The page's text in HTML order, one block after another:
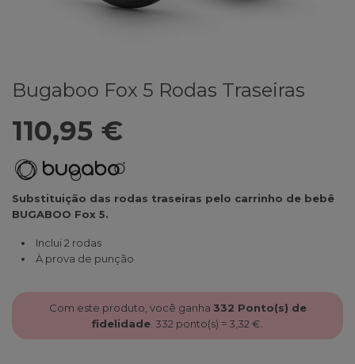
Bugaboo Fox 5 Rodas Traseiras
110,95 €
Substituição das rodas traseiras pelo carrinho de bebê
BUGABOO Fox 5.
Inclui 2 rodas
À prova de punção
Com este produto, você ganha 332 Ponto(s) de
fidelidade 332 ponto(s) = 3,32 €